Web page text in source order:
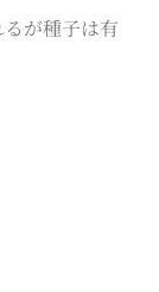
が種子は有